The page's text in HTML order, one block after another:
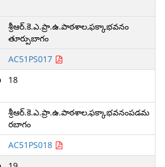
శ్రీఆర్.కె.ఎ.ప్రా.ఉ.పాఠశాల,ఫక్కాభవనం
తూర్పుబాగం
AC51PS017
18
శ్రీఆర్.కె.ఎ.ప్రా.ఉ.పాఠశాల,ఫక్కాభవనంపడమ
రబాగం
AC51PS018